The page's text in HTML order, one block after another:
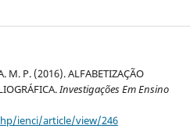
M. P. (2016). ALFABETIZAÇÃO
Investigações Em Ensino
ienci/article/view/246